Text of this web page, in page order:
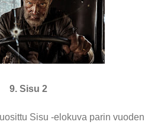
9. Sisu 2
Sisu -elokuva parin vuoden